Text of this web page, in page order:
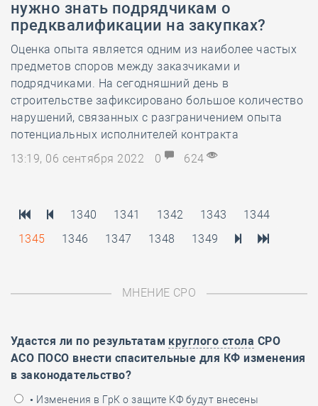
нужно знать подрядчикам о
предквалификации на закупках?
Оценка опыта является одним из наиболее частых
предметов споров между заказчиками и
подрядчиками. На сегодняшний день в
строительстве зафиксировано большое количество
нарушений, связанных с разграничением опыта
потенциальных исполнителей контракта
13:19, 06 сентября 2022
0 624
1340 1341 1342 1343
1344
1345
1346 1347 1348 1349
МНЕНИЕ СРО
Удастся ли по результатам круглого стола СРО
АСО ПОСО внести спасительные для КФ изменения
в законодательство?
• Изменения в ГрК о защите КФ будут внесены